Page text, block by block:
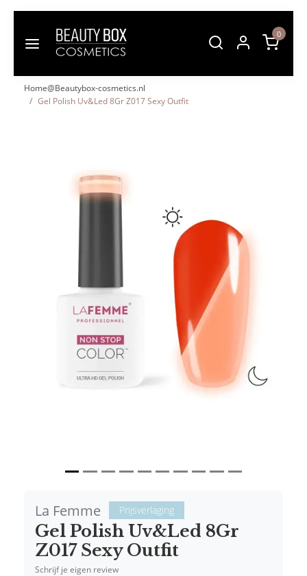
0
Home@Beautybox-cosmetics.nl
Gel Polish Uv&Led 8Gr Z017 Sexy Outfit
La Femme Prijsverlaging
Gel Polish Uv&Led 8Gr
Z017 Sexy Outfit
Schrijf je eigen review